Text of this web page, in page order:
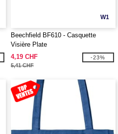
W1
Beechfield BF610 - Casquette
Visière Plate
4,19 CHF
5,41 CHF
-23%